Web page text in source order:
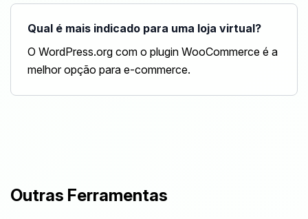
Qual é mais indicado para uma loja virtual?
O WordPress.org com o plugin WooCommerce é a
melhor opção para e-commerce.
Outras Ferramentas